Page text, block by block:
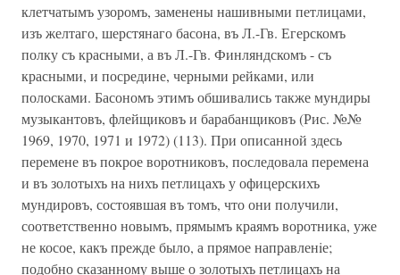
клетчатымъ узоромъ, заменены нашивными петлицами,
изъ желтаго, шерстянаго басона, въ Л.-Гв. Егерскомъ
полку съ красными, а въ Л.-Гв. Финляндскомъ - съ
красными, и посредине, черными рейками, или
полосками. Басономъ этимъ обшивались также мундиры
музыкантовъ, флейщиковъ и барабанщиковъ (Рис. №№
1969, 1970, 1971 и 1972) (113). При описанной здесь
перемене въ покрое воротниковъ, последовала перемена
и въ золотыхъ на нихъ петлицахъ у офицерскихъ
мундировъ, состоявшая въ томъ, что они получили,
соответственно новымъ, прямымъ краямъ воротника, уже
не косое, какъ прежде было, а прямое направленiе;
подобно сказанному выше о золотыхъ петлицахъ на